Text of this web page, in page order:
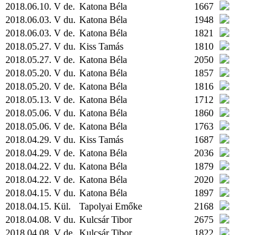
2018.06.10. V de. Katona Béla
1667
2018.06.03. V du. Katona Béla
1948
2018.06.03. V de. Katona Béla
1821
2018.05.27. V du. Kiss Tamás
1810
2018.05.27. V de. Katona Béla
2050
2018.05.20. V du. Katona Béla
1857
2018.05.20. V de. Katona Béla
1816
2018.05.13. V de. Katona Béla
1712
2018.05.06. V du. Katona Béla
1860
2018.05.06. V de. Katona Béla
1763
2018.04.29. V du. Kiss Tamás
1687
2018.04.29. V de. Katona Béla
2036
2018.04.22. V du. Katona Béla
1879
2018.04.22. V de. Katona Béla
2020
2018.04.15. V du. Katona Béla
1897
2018.04.15. Kül. Tapolyai Emőke
2168
2018.04.08. V du. Kulcsár Tibor
2675
2018.04.08. V de. Kulcsár Tibor
1822